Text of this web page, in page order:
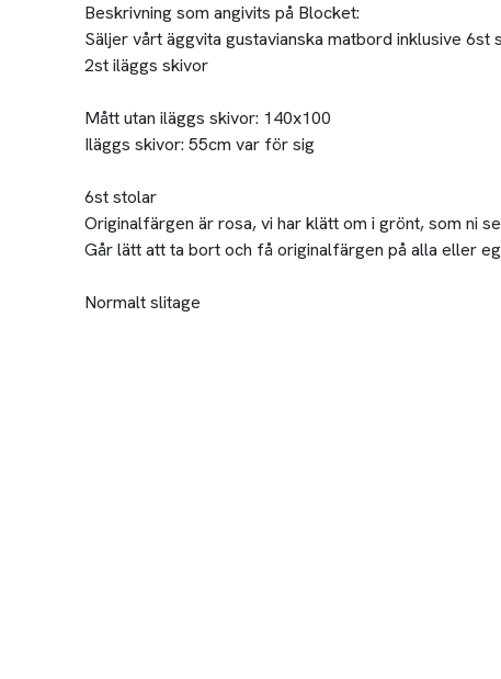
Beskrivning som angivits på Blocket:
Säljer vårt äggvita gustavianska matbord inklusive 6st
2st iläggs skivor
Mått utan iläggs skivor: 140x100
Iläggs skivor: 55cm var för sig
6st stolar
Originalfärgen är rosa, vi har klätt om i grönt, som ni
Går lätt att ta bort och få originalfärgen på alla eller
Normalt slitage